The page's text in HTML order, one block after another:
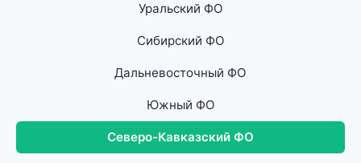
Уральский ФО
Сибирский ФО
Дальневосточный ФО
Южный ФО
Северо-Кавказский ФО